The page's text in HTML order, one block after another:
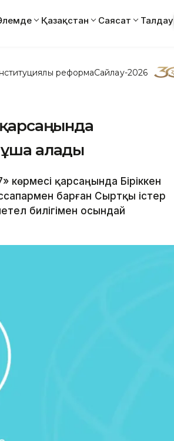
Қазақстан Саясат Талдау
реформаСайлау-2026
ұша алады
көрмесі қарсаңында Біріккен
барған Сыртқы істер
билігімен осындай